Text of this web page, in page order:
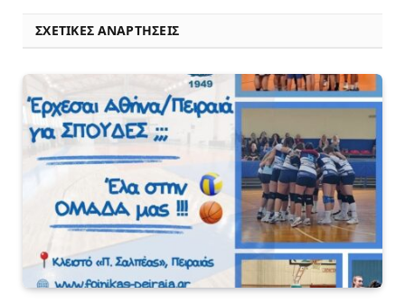
ΣΧΕΤΙΚΈΣ ΑΝΑΡΤΉΣΕΙΣ